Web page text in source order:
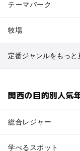
テーマパーク
牧場
定番ジャンルをもっと
関西の目的別人気
総合レジャー
学べるスポット